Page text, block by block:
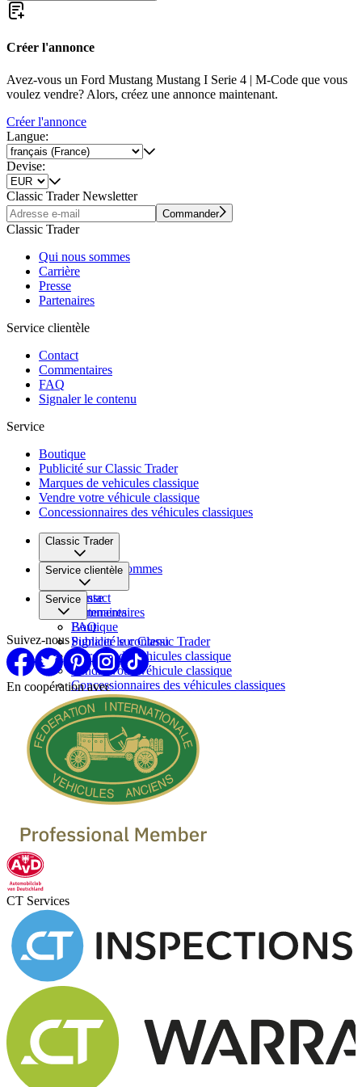
Créer l'annonce
Avez-vous un Ford Mustang Mustang I Serie 4 | M-Code que vous
voulez vendre? Alors, créez une annonce maintenant.
Créer l'annonce
Langue:
Devise:
Classic Trader Newsletter
Commander
Classic Trader
Qui nous sommes
Carrière
Presse
Partenaires
Service clientèle
Contact
Commentaires
FAQ
Signaler le contenu
Service
Boutique
Publicité sur Classic Trader
Marques de vehicules classique
Vendre votre véhicule classique
Concessionnaires des véhicules classiques
Classic Trader
Qui nous sommes
Carrière
Presse
Partenaires
Service clientèle
Contact
Commentaires
FAQ
Signaler le contenu
Service
Boutique
Publicité sur Classic Trader
Marques de vehicules classique
Vendre votre véhicule classique
Concessionnaires des véhicules classiques
Suivez-nous
En coopération avec
CT Services